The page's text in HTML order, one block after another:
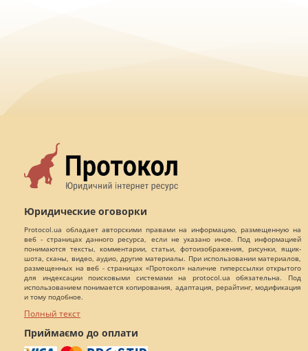
Юридические оговорки
Protocol.ua обладает авторскими правами на информацию, размещенную на
веб - страницах данного ресурса, если не указано иное. Под информацией
понимаются тексты, комментарии, статьи, фотоизображения, рисунки, ящик-
шота, сканы, видео, аудио, другие материалы. При использовании материалов,
размещенных на веб - страницах «Протокол» наличие гиперссылки открытого
для индексации поисковыми системами на protocol.ua обязательна. Под
использованием понимается копирования, адаптация, рерайтинг, модификация
и тому подобное.
Полный текст
Приймаємо до оплати